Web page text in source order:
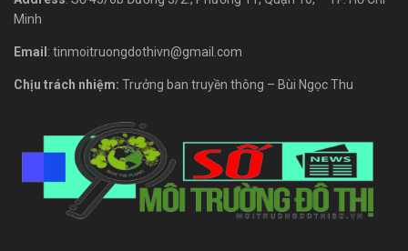
Minh
Email : tinmoitruongdothivn@gmail.com
Chịu trách nhiệm: Trưởng ban truyền thông – Bùi Ngọc Thu